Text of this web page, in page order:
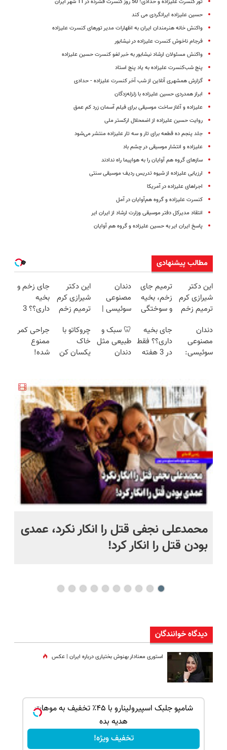
تور کنسرت علیزاده و حدادی؛ 50 روز کنسرت فشرده در 11 شهر ایران
حسین علیزاده ایرانگردی می کند
واکنش خانه هنرمندان ایران به اظهارات مدیر تورهای کنسرت علیزاده
فرجام ناخوش کنسرت علیزاده در نیشابور
واکنش مسئولان ارشاد نیشابور به خبر لغو کنسرت حسین علیزاده
پنج شب‌کنسرت علیزاده به یاد پنج استاد
گزارش همشهری آنلاین از شب‌ آخر کنسرت علیزاده - حدادی
ابراز همدردی حسین علیزاده با زلزله‌زدگان
علیزاده و‌ آغاز ساخت موسیقی برای فیلم آسمان زرد کم عمق
روایت حسین علیزاده از اضمحلال ارکستر ملی
جلد پنجم ده قطعه برای تار و سه تار علیزاده منتشر می‌شود
علیزاده و انتشار موسیقی در چشم باد
ساز‌های گروه هم آوایان را به هواپیما راه ندادند
ارزیابی علیزاده از شیوه تدریس ردیف موسیقی سنتی
اجراهای علیزاده در آمریکا
کنسرت علیزاده و گروه هم‌آوایان در آمل
انتقاد مدیرکل دفتر موسیقی وزارت ارشاد از ایران ایر
پاسخ ایران ایر به حسین علیزاده و گروه هم آوایان
مطالب پیشنهادی
این دکتر
شیرازی کرم
ترمیم زخم
ساخت!!!
ترمیم جای
زخم، بخیه
و سوختگی
هفته!!😍
دندان
مصنوعی
سوئیسی |
مقاوم،
طبیعی!
ویزیت
این دکتر
شیرازی کرم
ترمیم زخم
ساخت!!!
جای زخم و
بخیه
داری؟؟ 3
محوش کن!
دندان
مصنوعی
سوئیسی:
اروپا، سبک
و مقاوم |
پرداخت
قسطی
جای بخیه
داری؟؟ فقط
در 3 هفته
🦷 سبک و
طبیعی مثل
دندان
و پرداخت
اقساطی 💳
📍 تهران
چروکاتو با
خاک
یکسان کن
صرفه)
جراحی کمر
ممنوع
شده!
منزل درمان
کنی؟
((پرسش‌نامه))
محمدعلی نجفی قتل را انکار نکرد، عمدی
بودن قتل را انکار کرد!
دیدگاه خوانندگان
استوری معنادار بهنوش بختیاری درباره ایران | عکس
شامپو جلبک اسپیرولینارو با ۴۵٪ تخفیف به موهات
هدیه بده
تخفیف ویژه!